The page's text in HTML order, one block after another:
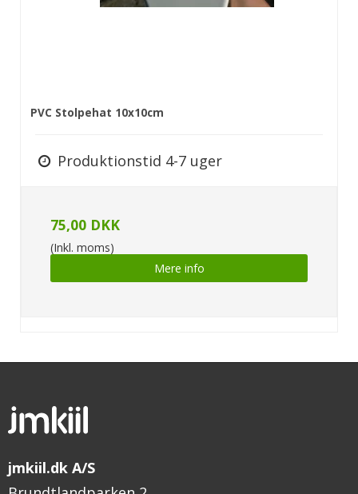
PVC Stolpehat 10x10cm
Produktionstid 4-7 uger
75,00 DKK
(Inkl. moms)
Mere info
jmkiil.dk A/S